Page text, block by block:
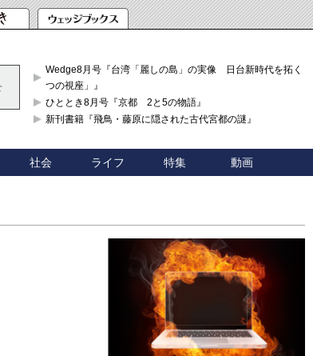
Wedge8月号『台湾「麗しの島」の実像 日台新時代を拓く「3
つの視座」』
ひととき8月号『京都 2と5の物語』
新刊書籍『飛鳥・藤原に隠された古代宮都の謎』
社会 ライフ 特集 動画